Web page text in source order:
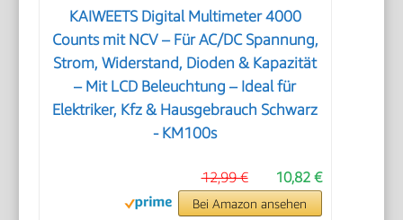
KAIWEETS Digital Multimeter 4000
Counts mit NCV – Für AC/DC Spannung,
Strom, Widerstand, Dioden & Kapazität
– Mit LCD Beleuchtung – Ideal für
Elektriker, Kfz & Hausgebrauch Schwarz
- KM100s
10,82 €
12,99 €
Bei Amazon ansehen